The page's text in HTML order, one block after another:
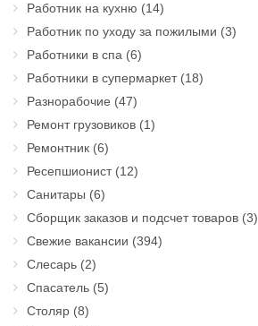
Работник на кухню (14)
Работник по уходу за пожилыми (3)
Работники в спа (6)
Работники в супермаркет(18)
Разнорабочие (47)
Ремонт грузовиков (1)
Ремонтник (6)
Ресепшионист(12)
Санитары (6)
Сборщик заказов и подсчет товаров (3)
Свежие вакансии (394)
Слесарь (2)
Спасатель (5)
Столяр (8)